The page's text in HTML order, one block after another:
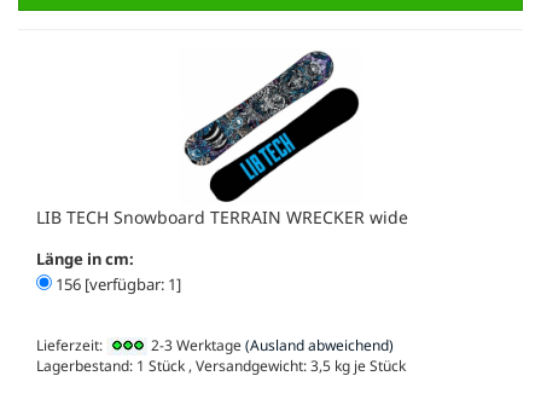
LIB TECH Snowboard TERRAIN WRECKER wide
Länge in cm:
156 [verfügbar: 1]
Lieferzeit: 2-3 Werktage(Ausland abweichend)
Lagerbestand: 1 Stück , Versandgewicht:3,5 kg je Stück